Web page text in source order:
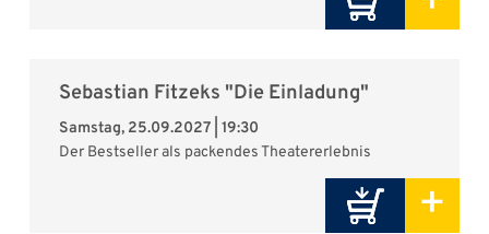
Sebastian Fitzeks "Die Einladung"
Samstag, 25.09.2027 | 19:30
Der Bestseller als packendes Theatererlebnis
+